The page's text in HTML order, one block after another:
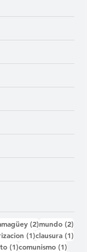
(2)2 entradas
mundo (2)
(1)1 entrada
clausura (1)
(1)1 entrada
comunismo (1)